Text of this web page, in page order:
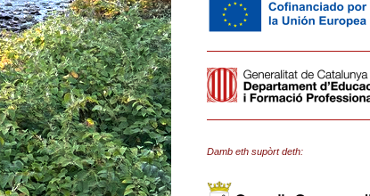
Damb eth supòrt deth: